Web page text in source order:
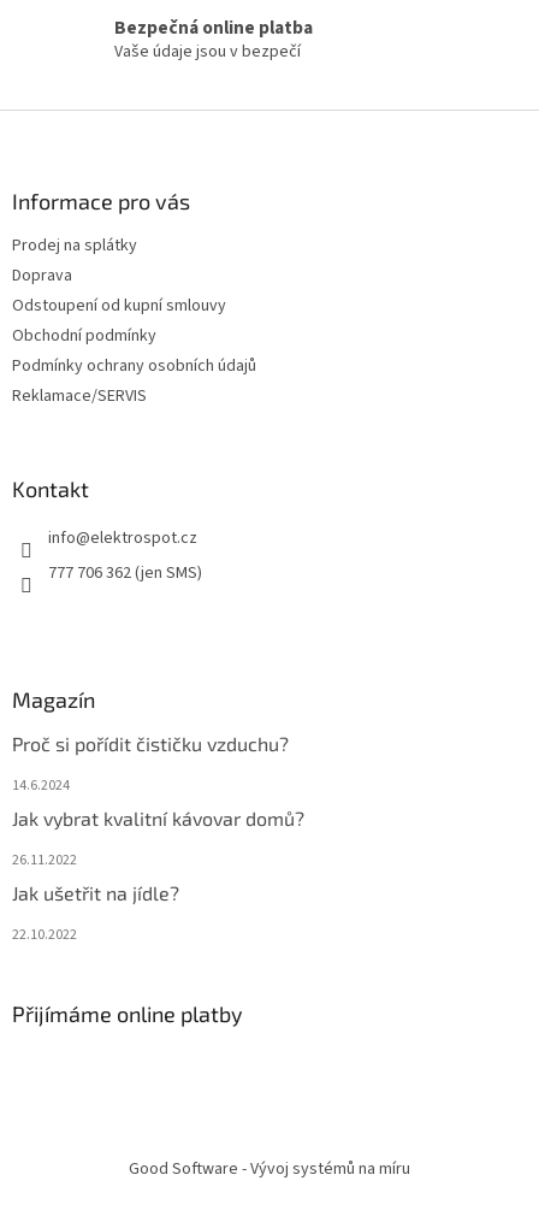
y
v
ý
i
Bezpečná online platba
Vaše údaje jsou v bezpečí
Informace pro vás
Prodej na splátky
Doprava
Odstoupení od kupní smlouvy
Obchodní podmínky
Podmínky ochrany osobních údajů
Reklamace/SERVIS
Kontakt
info@elektrospot.cz
777 706 362 (jen SMS)
Magazín
Proč si pořídit čističku vzduchu?
14.6.2024
Jak vybrat kvalitní kávovar domů?
26.11.2022
Jak ušetřit na jídle?
22.10.2022
Přijímáme online platby
Good Software - Vývoj systémů na míru